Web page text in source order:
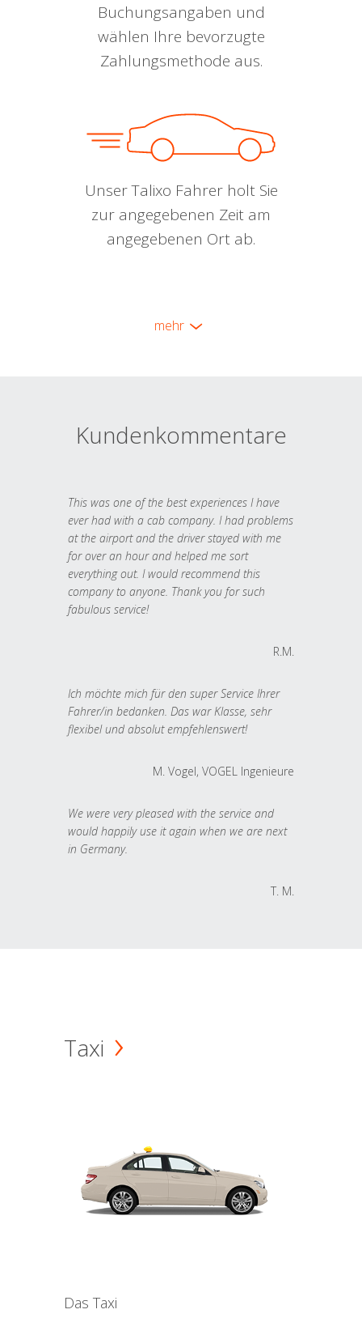
Buchungsangaben und
wählen Ihre bevorzugte
Zahlungsmethode aus.
Unser Talixo Fahrer holt Sie
zur angegebenen Zeit am
angegebenen Ort ab.
mehr
Kundenkommentare
This was one of the best experiences I have
ever had with a cab company. I had problems
at the airport and the driver stayed with me
for over an hour and helped me sort
everything out. I would recommend this
company to anyone. Thank you for such
fabulous service!
R.M.
Ich möchte mich für den super Service Ihrer
Fahrer/in bedanken. Das war Klasse, sehr
flexibel und absolut empfehlenswert!
M. Vogel, VOGEL Ingenieure
We were very pleased with the service and
would happily use it again when we are next
in Germany.
T. M.
Taxi
Das Taxi